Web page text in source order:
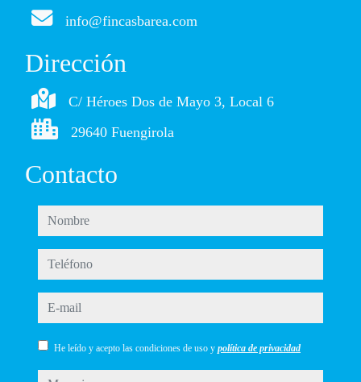
info@fincasbarea.com
Dirección
C/ Héroes Dos de Mayo 3, Local 6
29640 Fuengirola
Contacto
nombre
teléfono
e-mail
He leído y acepto las condiciones de uso y política de privacidad